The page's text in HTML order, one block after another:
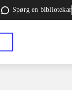
Spørg en bibliotekar